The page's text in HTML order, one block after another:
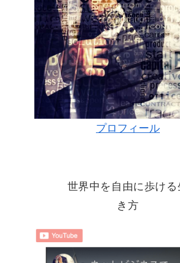
プロフィール
世界中を自由に歩ける
き方